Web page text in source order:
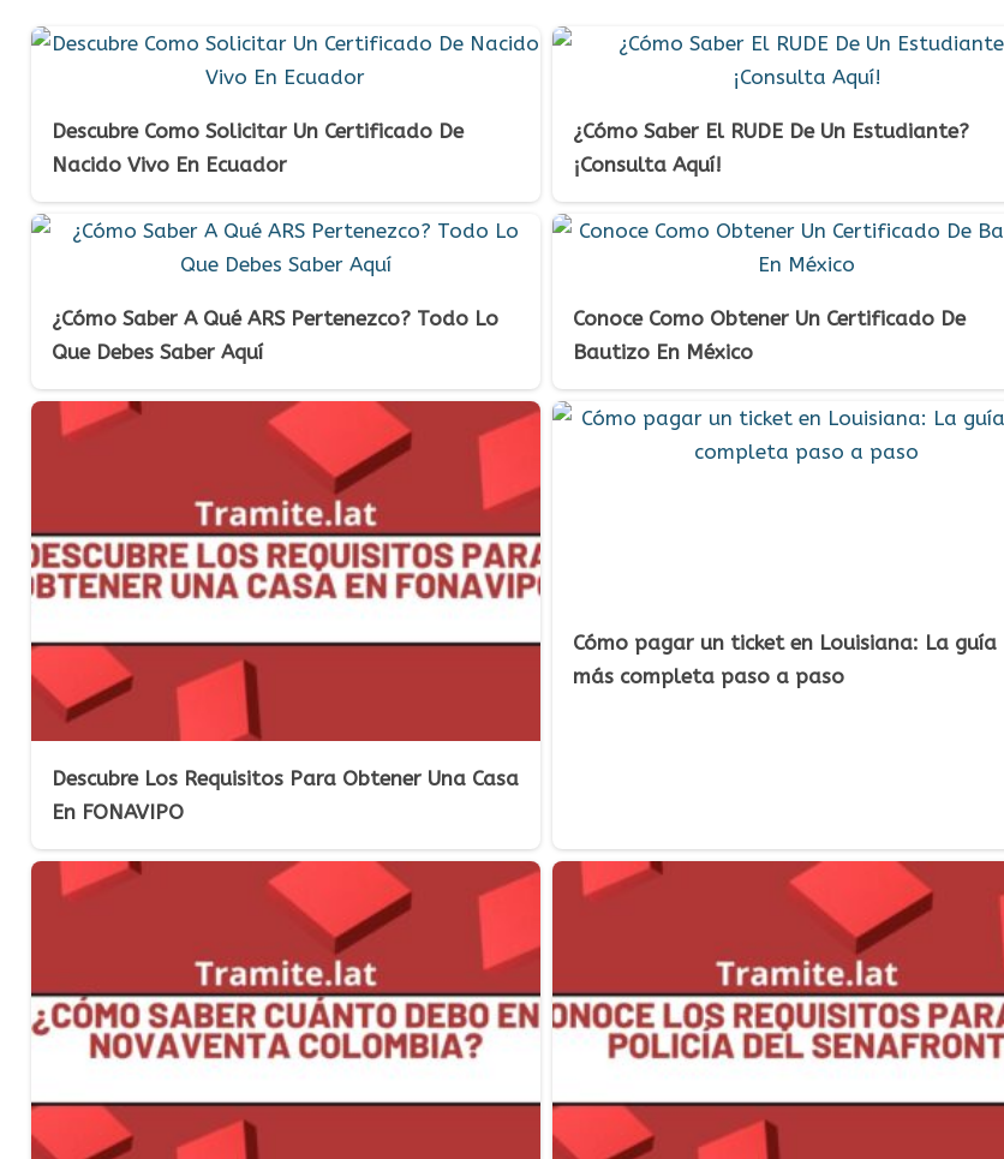
Descubre Como Solicitar Un Certificado De
Nacido Vivo En Ecuador
¿Cómo Saber El RUDE De Un Estudiante?
¡Consulta Aquí!
¿Cómo Saber A Qué ARS Pertenezco? Todo Lo
Que Debes Saber Aquí
Conoce Como Obtener Un Certificado De
Bautizo En México
Descubre Los Requisitos Para Obtener Una Casa
En FONAVIPO
Cómo pagar un ticket en Louisiana: La guía
más completa paso a paso